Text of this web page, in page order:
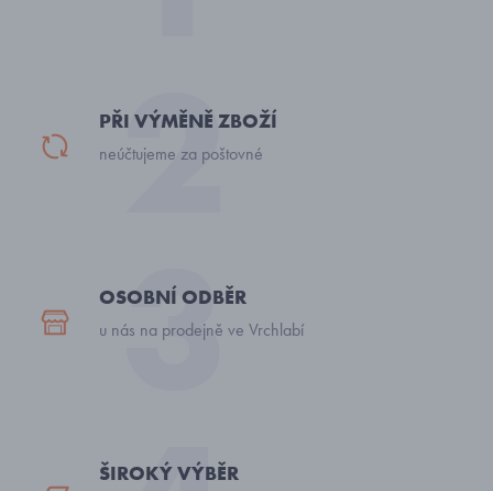
PŘI VÝMĚNĚ ZBOŽÍ
neúčtujeme za poštovné
OSOBNÍ ODBĚR
u nás na prodejně ve Vrchlabí
ŠIROKÝ VÝBĚR